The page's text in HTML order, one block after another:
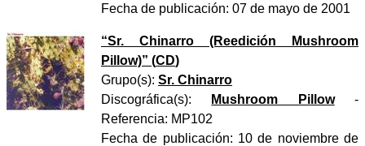
Fecha de publicación: 07 de mayo de 2001
“Sr. Chinarro (Reedición Mushroom
Pillow)” (CD)
Grupo(s): Sr. Chinarro
Discográfica(s):
Mushroom Pillow-
Referencia: MP102
Fecha de publicación: 10 de noviembre de